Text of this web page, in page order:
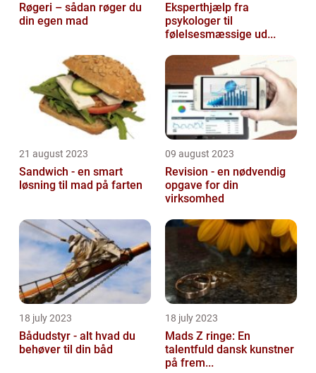
Røgeri – sådan røger du
din egen mad
Eksperthjælp fra
psykologer til
følelsesmæssige ud...
21 august 2023
Sandwich - en smart
løsning til mad på farten
09 august 2023
Revision - en nødvendig
opgave for din
virksomhed
18 july 2023
Bådudstyr - alt hvad du
behøver til din båd
18 july 2023
Mads Z ringe: En
talentfuld dansk kunstner
på frem...